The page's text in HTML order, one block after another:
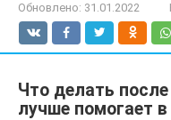
Обновлено: 31.01.2022
Что делать
лучше помогает в